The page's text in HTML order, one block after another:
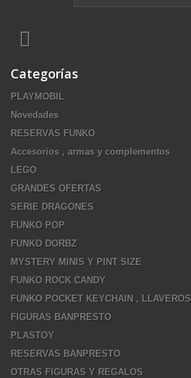
Categorías
PLAYMOBIL
Novedades
RESERVAS FUNKO
Accesorios , armas y complementos
LEGO
GRANDES OFERTAS
SERIE DRAGONES
FUNKO POP
FUNKO DORBZ
MYSTERY MINIS Y PINT SIZE
FUNKO ROCK CANDY
FUNKO POCKET KEYCHAIN , LLAVEROS
FIGURAS BANPRESTO
PLASTOY
RESERVAS BANPRESTO
OTRAS FIGURAS Y REGALOS